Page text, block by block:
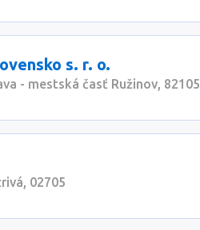
s. r. o.
- mestská časť Ružinov, 82105
02705